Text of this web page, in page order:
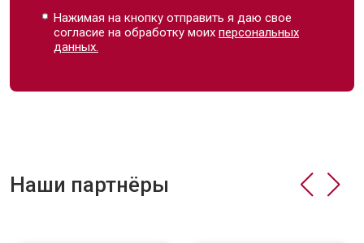
Нажимая на кнопку отправить я даю свое
согласие на обработку моихперсональных
данных.
Наши партнёры